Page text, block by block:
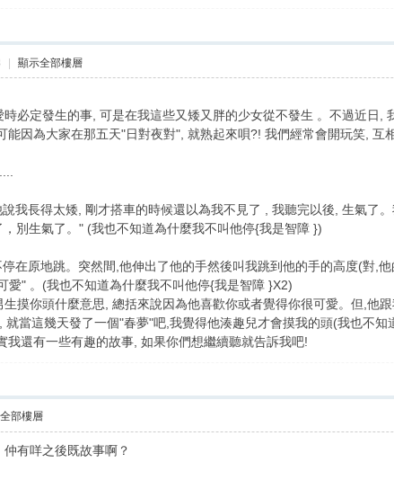
| 顯示全部樓層
必定發生的事, 可是在我這些又矮又胖的少女從不發生 。不過近日,
因為大家在那五天"日對夜對", 就熟起來唄?! 我們經常會開玩笑, 互
我長得太矮, 剛才搭車的時候還以為我不見了 , 我聽完以後, 生氣了
別生氣了。" (我也不知道為什麼我不叫他停{我是智障 })
在原地跳。突然間,他伸出了他的手然後叫我跳到他的手的高度(對,
愛" 。(我也不知道為什麼我不叫他停{我是智障 }X2)
摸你頭什麼意思, 總括來說因為他喜歡你或者覺得你很可愛。但,他
當這幾天發了一個"春夢"吧,我覺得他湊趣兒才會摸我的頭(我也不
我還有一些有趣的故事, 如果你們想繼續聽就告訴我吧!
部樓層
有咩之後既故事啊？